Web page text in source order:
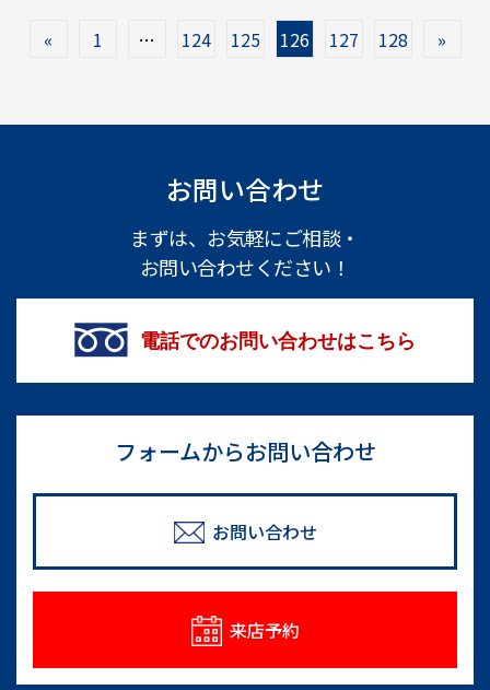
« 1 … 124 125 126 127 128 »
お問い合わせ
まずは、お気軽にご相談・
お問い合わせください！
電話でのお問い合わせはこちら
フォームからお問い合わせ
お問い合わせ
来店予約